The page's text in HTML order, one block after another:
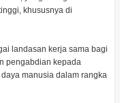
khususnya di
landasan kerja sama bagi
pengabdian kepada
manusia dalam rangka